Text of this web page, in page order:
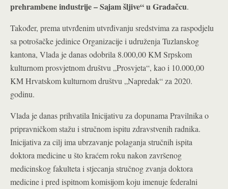
prehrambene industrije – Sajam šljive“ u Gradačcu.
Također, prema utvrđenim utvrđivanju sredstvima za raspodjelu
sa potrošačke jedinice Organizacije i udruženja Tuzlanskog
kantona, Vlada je danas odobrila 8.000,00 KM Srpskom
kulturnom prosvjetnom društvu „Prosvjeta“, kao i 10.000,00
KM Hrvatskom kulturnom društvu „Napredak“ za 2020.
godinu.
Vlada je danas prihvatila Inicijativu za dopunama Pravilnika o
pripravničkom stažu i stručnom ispitu zdravstvenih radnika.
Inicijativa za cilj ima ubrzavanje polaganja stručnih ispita
doktora medicine u što kraćem roku nakon završenog
medicinskog fakulteta i stjecanja stručnog zvanja doktora
medicine i pred ispitnom komisijom koju imenuje federalni